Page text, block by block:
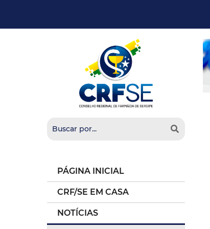
PÁGINA INICIAL
CRF/SE EM CASA
NOTÍCIAS